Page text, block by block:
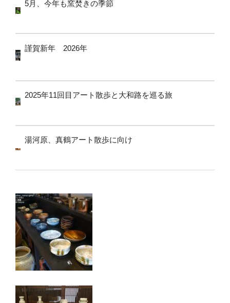
5月、今年も窯焚きの季節
謹賀新年 2026年
2025年11回目アート散歩と大和路を巡る旅
湯河原、真鶴アート散歩に向け